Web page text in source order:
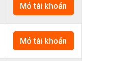
Mở tài khoản
Mở tài khoản